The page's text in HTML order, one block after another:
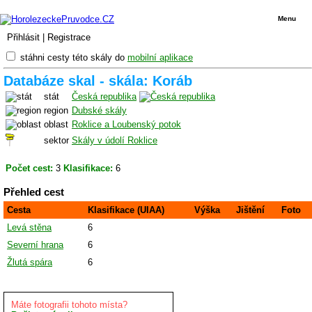
Přihlásit Registrace
Menu
stáhni cesty této skály do mobilní aplikace
Databáze skal - skála: Koráb
stát
Česká republika
region Dubské skály
oblast Roklice a Loubenský potok
sektor Skály v údolí Roklice
Počet cest: 3 Klasifikace: 6
Přehled cest
Cesta Klasifikace (UIAA) Výška Jištění
Foto
Levá stěna
6
Severní hrana
6
Žlutá spára
6
Máte fotografii tohoto místa?